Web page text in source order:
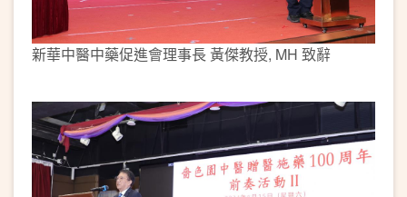
新華中醫中藥促進會理事長 黃傑教授, MH 致辭